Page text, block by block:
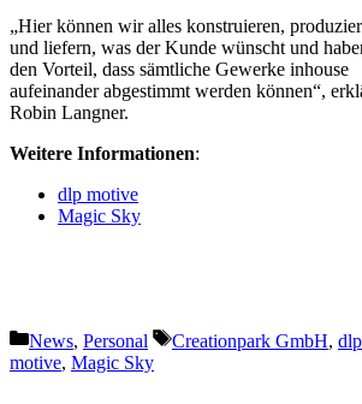
„Hier können wir alles konstruieren,
und liefern, was der Kunde wünscht und
den Vorteil, dass sämtliche Gewerke inhouse
aufeinander abgestimmt werden können“,
Robin Langner.
Weitere Informationen:
dlp motive
Magic Sky
Kategorien
News, Personal Schlagwörter
Creationpark GmbH, dlp
motive, Magic Sky